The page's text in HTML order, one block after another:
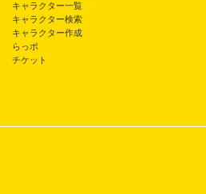
キャラクター一覧
キャラクター検索
キャラクター作成
らっポ
チケット